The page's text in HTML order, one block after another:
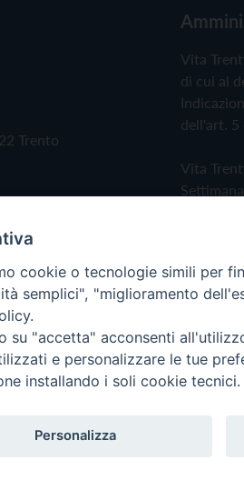
Trento
Vita
di cui al
dell'art. 5
Vita
Privacy
riservati - Vita Trentina
cookie o tecnologie simili per
semplici", "miglioramento
su "accetta" acconsenti
e personalizzare le tue
installando i soli cookie
Personalizza